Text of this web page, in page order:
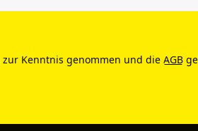
zur Kenntnis genommen und die AGB